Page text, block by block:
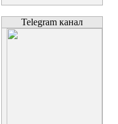
Telegram канал